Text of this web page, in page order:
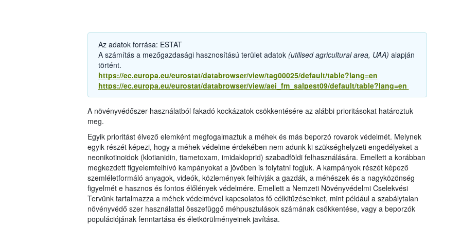
Az adatok forrása: ESTAT
A számítás a mezőgazdasági hasznosítású terület adatok (utilised agricultural area, UAA) alapján
történt.
https://ec.europa.eu/eurostat/databrowser/view/tag00025/default/table?lang=en
https://ec.europa.eu/eurostat/databrowser/view/aei_fm_salpest09/default/table?lang=en
A növényvédőszer-használatból fakadó kockázatok csökkentésére az alábbi prioritásokat határoztuk
meg.
Egyik prioritást élvező elemként megfogalmaztuk a méhek és más beporzó rovarok védelmét. Melynek
egyik részét képezi, hogy a méhek védelme érdekében nem adunk ki szükséghelyzeti engedélyeket a
neonikotinoidok (klotianidin, tiametoxam, imidakloprid) szabadföldi felhasználására. Emellett a korábban
megkezdett figyelemfelhívó kampányokat a jövőben is folytatni fogjuk. A kampányok részét képező
szemléletformáló anyagok, videók, közlemények felhívják a gazdák, a méhészek és a nagyközönség
figyelmét e hasznos és fontos élőlények védelmére. Emellett a Nemzeti Növényvédelmi Cselekvési
Tervünk tartalmazza a méhek védelmével kapcsolatos fő célkitűzéseinket, mint például a szabálytalan
növényvédő szer használattal összefüggő méhpusztulások számának csökkentése, vagy a beporzók
populációjának fenntartása és életkörülményeinek javítása.